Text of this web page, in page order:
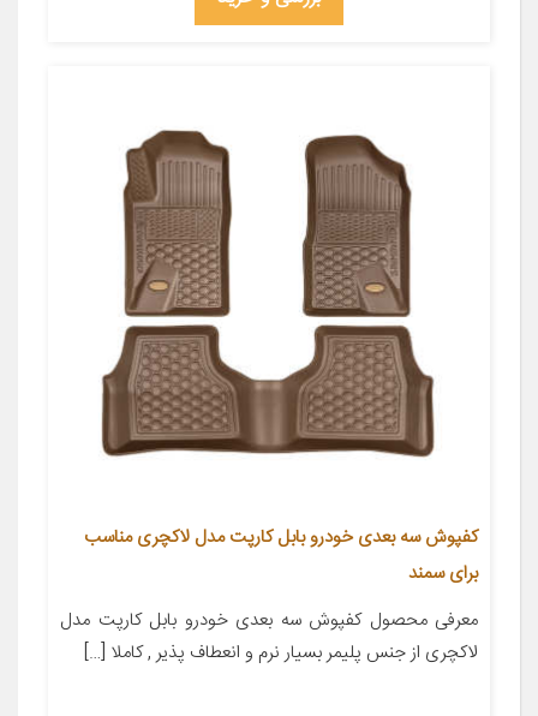
کفپوش سه بعدی خودرو بابل کارپت مدل لاکچری مناسب
برای سمند
معرفی محصول کفپوش سه بعدی خودرو بابل کارپت مدل
لاکچری از جنس پلیمر بسیار نرم و انعطاف پذیر , کاملا […]